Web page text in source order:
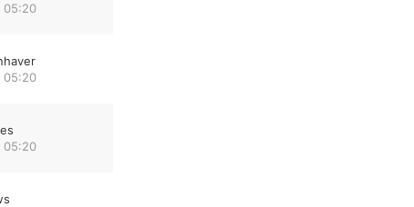
05:20
05:20
05:20